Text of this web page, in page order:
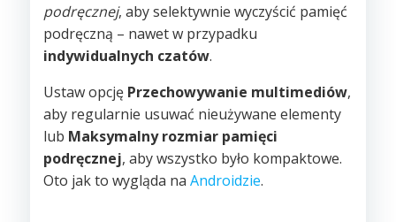
podręcznej, aby selektywnie wyczyścić pamięć
podręczną – nawet w przypadku
indywidualnych czatów.
Ustaw opcję Przechowywanie multimediów,
aby regularnie usuwać nieużywane elementy
lub Maksymalny rozmiar pamięci
podręcznej, aby wszystko było kompaktowe.
Oto jak to wygląda na Androidzie.